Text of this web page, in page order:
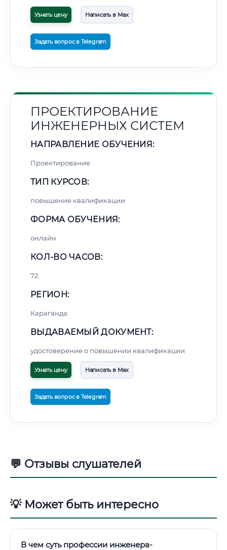
Узнать цену Написать в Max
Задать вопрос в Telegram
ПРОЕКТИРОВАНИЕ
ИНЖЕНЕРНЫХ СИСТЕМ
НАПРАВЛЕНИЕ ОБУЧЕНИЯ:
Проектирование
ТИП КУРСОВ:
повышение квалификации
ФОРМА ОБУЧЕНИЯ:
онлайн
КОЛ-ВО ЧАСОВ:
72
РЕГИОН:
Караганда
ВЫДАВАЕМЫЙ ДОКУМЕНТ:
удостоверение о повышении квалификации
Узнать цену Написать в Max
Задать вопрос в Telegram
💬 Отзывы слушателей
💡 Может быть интересно
В чем суть профессии инженера-